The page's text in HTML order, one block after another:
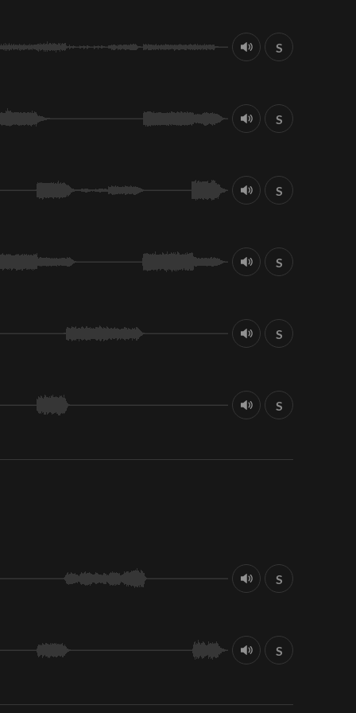
S
S
S
S
S
S
S
S